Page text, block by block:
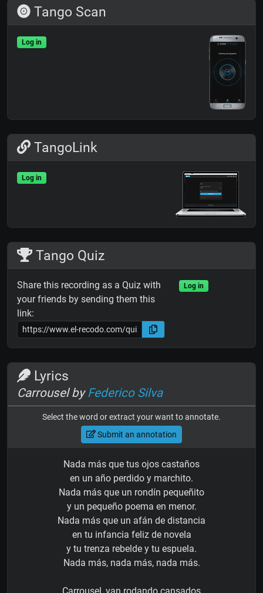
Tango Scan
Log in
TangoLink
Log in
Tango Quiz
Share this recording as a Quiz with
your friends by sending them this
link:
Log in
Lyrics
Carrousel byFederico Silva
Select the word or extract your want to annotate.
Submit an annotation
Nada más que tus ojos castaños
en un año perdido y marchito.
Nada más que un rondín pequeñito
y un pequeño poema en menor.
Nada más que un afán de distancia
en tu infancia feliz de novela
y tu trenza rebelde y tu espuela.
Nada más, nada más, nada más.